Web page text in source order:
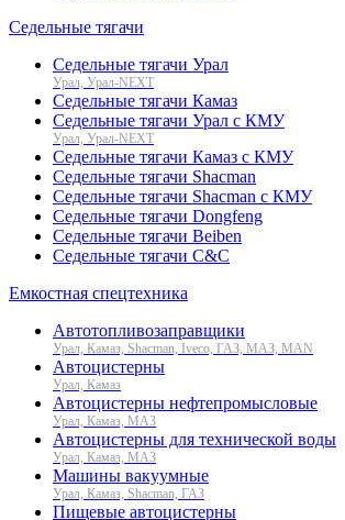
Седельные тягачи
Седельные тягачи Урал
Урал, Урал-NEXT
Седельные тягачи Камаз
Седельные тягачи Урал с КМУ
Урал, Урал-NEXT
Седельные тягачи Камаз с КМУ
Седельные тягачи Shacman
Седельные тягачи Shacman с КМУ
Седельные тягачи Dongfeng
Седельные тягачи Beiben
Седельные тягачи C&C
Емкостная спецтехника
Автотопливозаправщики
Урал, Камаз, Shacman, Iveco, ГАЗ, МАЗ, MAN
Автоцистерны
Урал, Камаз
Автоцистерны нефтепромысловые
Урал, Камаз, МАЗ
Автоцистерны для технической воды
Урал, Камаз, МАЗ
Машины вакуумные
Урал, Камаз, Shacman, ГАЗ
Пищевые автоцистерны